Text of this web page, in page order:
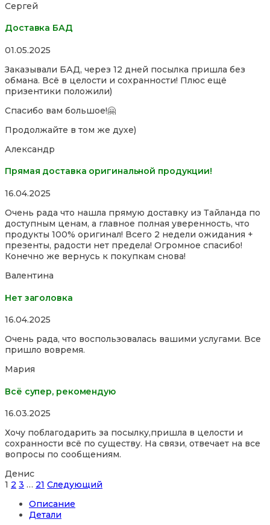
5
Сергей
Доставка БАД
Rated
out
of
5
01.05.2025
Заказывали БАД, через 12 дней посылка пришла без
обмана. Всё в целости и сохранности! Плюс ещё
призентики положили)
Спасибо вам большое!🤗
Продолжайте в том же духе)
Александр
Прямая доставка оригинальной продукции!
Rated
out
of
5
16.04.2025
Очень рада что нашла прямую доставку из Тайланда по
доступным ценам, а главное полная уверенность, что
продукты 100% оригинал! Всего 2 недели ожидания +
презенты, радости нет предела! Огромное спасибо!
Конечно же вернусь к покупкам снова!
Валентина
Нет заголовка
Rated
out
of
16.04.2025
Очень рада, что воспользовалась вашими услугами. Все
пришло вовремя.
Мария
Всё супер, рекомендую
Rated
out
of
5
16.03.2025
Хочу поблагодарить за посылку,пришла в целости и
сохранности всё по существу. На связи, отвечает на все
вопросы по сообщениям.
Денис
Site
Reviews
навигация
Страница
1 Страница
2 Страница
3 … Страница
21 Следующий
Описание
Детали